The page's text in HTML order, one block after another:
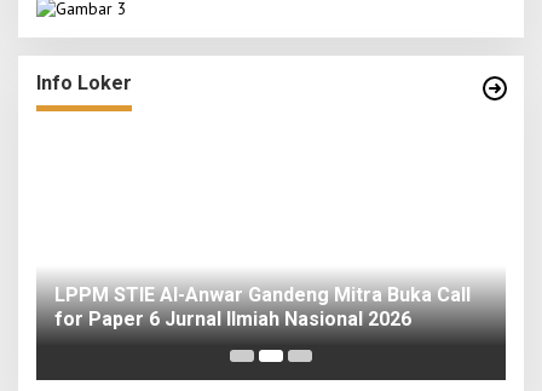
Info Loker
LPPM STIE Al-Anwar Gandeng Mitra Buka Call
for Paper 6 Jurnal Ilmiah Nasional 2026